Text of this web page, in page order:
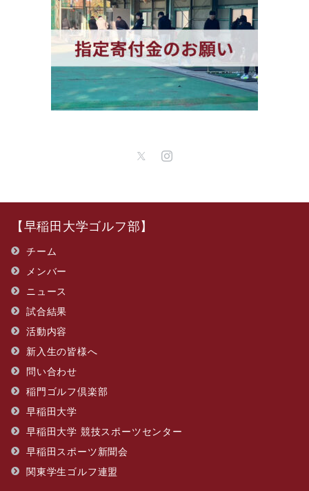
【早稲田大学ゴルフ部】
チーム
メンバー
ニュース
試合結果
活動内容
新入生の皆様へ
問い合わせ
​稲門ゴルフ倶楽部
早稲田大学
早稲田大学 競技スポーツセンター
早稲田スポーツ新聞会
関東学生ゴルフ連盟